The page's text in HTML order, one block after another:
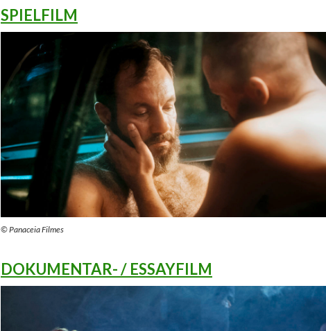
SPIELFILM
© Panaceia Filmes
DOKUMENTAR- / ESSAYFILM